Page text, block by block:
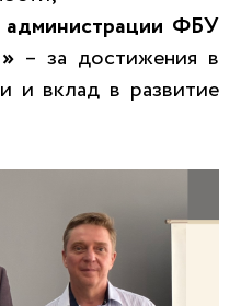
администрации ФБУ
– за достижения в
и вклад в развитие